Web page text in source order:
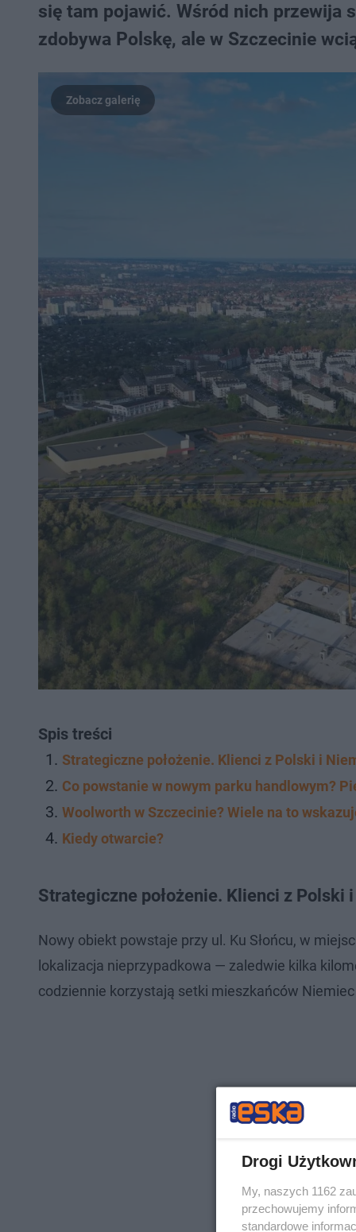
się tam pojawić. Wśród nich przewija
zdobywa Polskę, ale w Szczecinie
Spis treści
Strategiczne położenie. Klienci z Polski i
Co powstanie w nowym parku handlowym?
Woolworth w Szczecinie? Wiele na to
Kiedy otwarcie?
Strategiczne położenie. Klienci z Polski
Nowy obiekt powstaje przy ul. Ku Słońcu, w
lokalizacja nieprzypadkowa — zaledwie kilka
codziennie korzystają setki mieszkańców
Drogi
My, naszych 1162
przechowujemy
standardowe